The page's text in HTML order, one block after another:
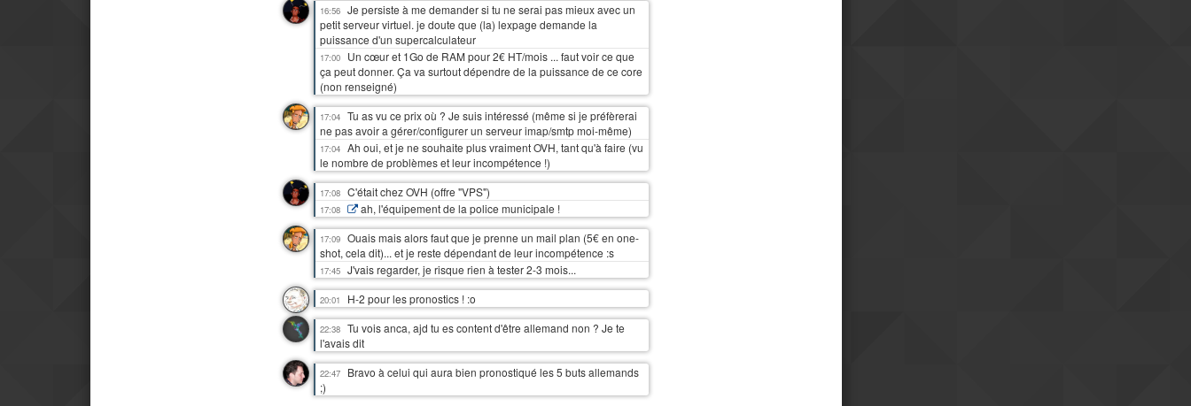
16:56 Je persiste à me demander si tu ne serai pas mieux avec un
petit serveur virtuel. je doute que (la) lexpage demande la
puissance d'un supercalculateur
17:00
Un cœur et 1Go de RAM pour 2€ HT/mois ... faut voir ce que
ça peut donner. Ça va surtout dépendre de la puissance de ce core
(non renseigné)
17:04 Tu as vu ce prix où ? Je suis intéressé (même si je préfèrerai
ne pas avoir a gérer/configurer un serveur imap/smtp moi-même)
17:04 Ah oui, et je ne souhaite plus vraiment OVH, tant qu'à faire (vu
le nombre de problèmes et leur incompétence !)
17:08 C'était chez OVH (offre "VPS")
17:08 ah, l'équipement de la police municipale !
17:09 Ouais mais alors faut que je prenne un mail plan (5€ en one-
shot, cela dit)... et je reste dépendant de leur incompétence :s
17:45 J'vais regarder, je risque rien à tester 2-3 mois...
20:01 H-2 pour les pronostics ! :o
22:38 Tu vois anca, ajd tu es content d'être allemand non ? Je te
l'avais dit
22:47
Bravo à celui qui aura bien pronostiqué les 5 buts allemands
;)